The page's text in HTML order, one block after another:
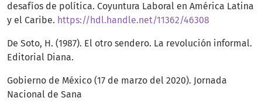
desafíos de política. Coyuntura Laboral en América Latina
y el Caribe. https://hdl.handle.net/11362/46308
De Soto, H. (1987). El otro sendero. La revolución informal.
Editorial Diana.
Gobierno de México (17 de marzo del 2020). Jornada
Nacional de Sana